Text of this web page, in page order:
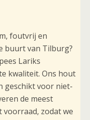
foutvrij en
buurt van Tilburg?
Lariks
kwaliteit. Ons hout
geschikt voor niet-
de meest
zodat we